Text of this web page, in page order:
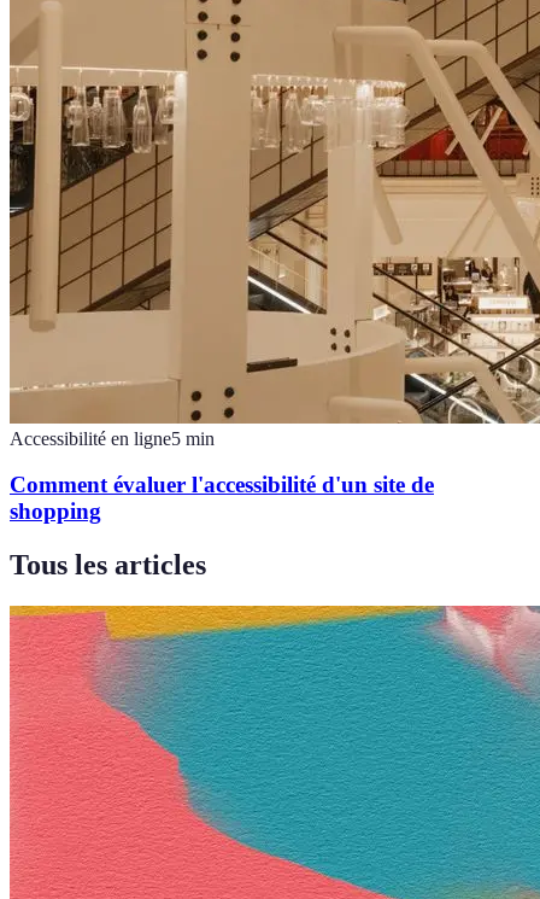
Accessibilité en ligne5 min
Comment évaluer l'accessibilité d'un site de
shopping
Tous les articles